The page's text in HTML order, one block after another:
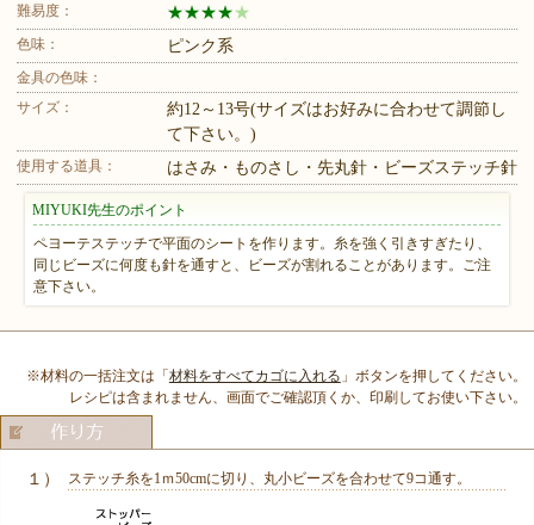
難易度： ★★★★ ★
色味： ピンク系
金具の色味：
サイズ：
約12～13号(サイズはお好みに合わせて調節し
て下さい。)
使用する道具： はさみ・ものさし・先丸針・ビーズステッチ針
MIYUKI先生のポイント
ペヨーテステッチで平面のシートを作ります。糸を強く引きすぎたり、
同じビーズに何度も針を通すと、ビーズが割れることがあります。ご注
意下さい。
※材料の一括注文は「材料をすべてカゴに入れる 」ボタンを押してください。
レシピは含まれません、画面でご確認頂くか、印刷してお使い下さい。
１） ステッチ糸を1ｍ50cmに切り、丸小ビーズを合わせて9コ通す。